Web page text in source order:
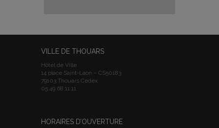
VILLE DE THOUARS
Hôtel de Ville
14 place Saint-Laon – CS50183
79103 Thouars Cedex
05.49.68.11.11
HORAIRES D’OUVERTURE